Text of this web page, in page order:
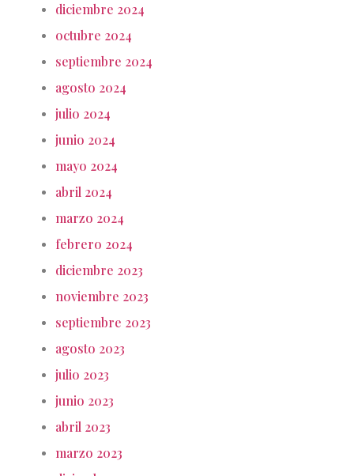
diciembre 2024
octubre 2024
septiembre 2024
agosto 2024
julio 2024
junio 2024
mayo 2024
abril 2024
marzo 2024
febrero 2024
diciembre 2023
noviembre 2023
septiembre 2023
agosto 2023
julio 2023
junio 2023
abril 2023
marzo 2023